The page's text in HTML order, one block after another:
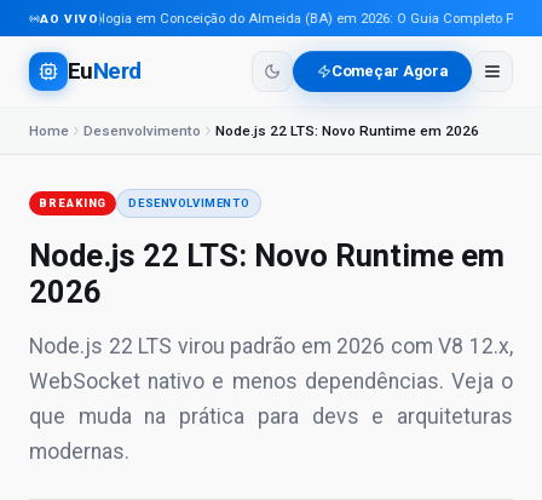
AO VIVO
Tecnologia em Conceição do Almeida (BA) em 2026: O Guia Completo Para
EuNerd Começar Agora
Home Desenvolvimento Node.js 22 LTS: Novo Runtime em 2026
BREAKING DESENVOLVIMENTO
Node.js 22 LTS: Novo Runtime em
2026
Node.js 22 LTS virou padrão em 2026 com V8 12.x,
WebSocket nativo e menos dependências. Veja o
que muda na prática para devs e arquiteturas
modernas.